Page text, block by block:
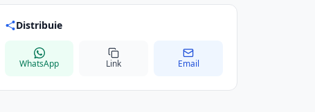
Distribuie
WhatsApp Link Email